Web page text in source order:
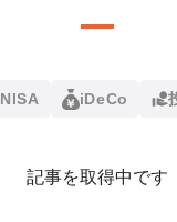
NISA iDeCo
記事を取得中です